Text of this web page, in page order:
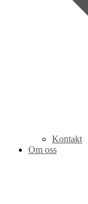
Kontakt
Om oss